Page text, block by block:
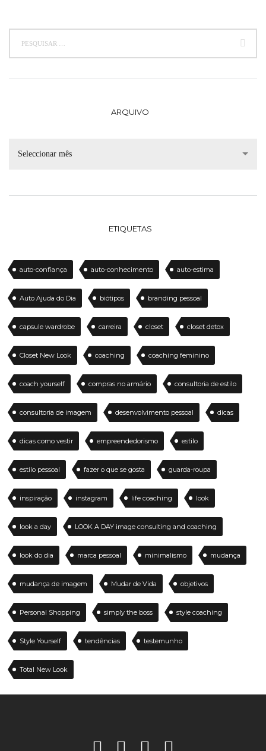
ARQUIVO
Seleccionar mês
ETIQUETAS
auto-confiança auto-conhecimento auto-estima
Auto Ajuda do Dia biótipos branding pessoal
capsule wardrobe carreira closet closet detox
Closet New Look coaching coaching feminino
coach yourself compras no armário consultoria de estilo
consultoria de imagem desenvolvimento pessoal dicas
dicas como vestir empreendedorismo estilo
estilo pessoal fazer o que se gosta guarda-roupa
inspiração instagram life coaching look
look a day LOOK A DAY image consulting and coaching
look do dia marca pessoal minimalismo mudança
mudança de imagem Mudar de Vida objetivos
Personal Shopping simply the boss style coaching
Style Yourself tendências testemunho
Total New Look